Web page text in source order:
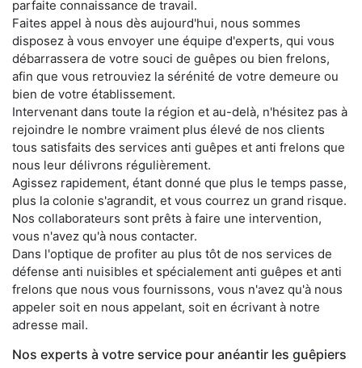
parfaite connaissance de travail.
Faites appel à nous dès aujourd'hui, nous sommes
disposez à vous envoyer une équipe d'experts, qui vous
débarrassera de votre souci de guêpes ou bien frelons,
afin que vous retrouviez la sérénité de votre demeure ou
bien de votre établissement.
Intervenant dans toute la région et au-delà, n'hésitez pas à
rejoindre le nombre vraiment plus élevé de nos clients
tous satisfaits des services anti guêpes et anti frelons que
nous leur délivrons régulièrement.
Agissez rapidement, étant donné que plus le temps passe,
plus la colonie s'agrandit, et vous courrez un grand risque.
Nos collaborateurs sont prêts à faire une intervention,
vous n'avez qu'à nous contacter.
Dans l'optique de profiter au plus tôt de nos services de
défense anti nuisibles et spécialement anti guêpes et anti
frelons que nous vous fournissons, vous n'avez qu'à nous
appeler soit en nous appelant, soit en écrivant à notre
adresse mail.
Nos experts à votre service pour anéantir les guêpiers